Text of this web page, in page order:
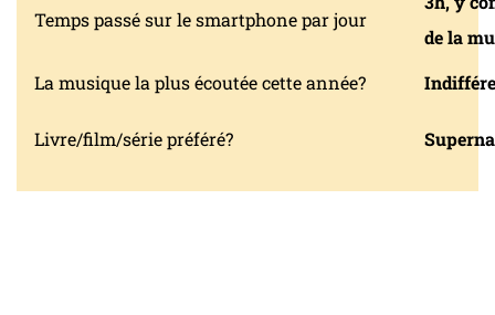
Temps passé sur le smartphone par jour
de la
La musique la plus écoutée cette année?
Livre/film/série préféré?